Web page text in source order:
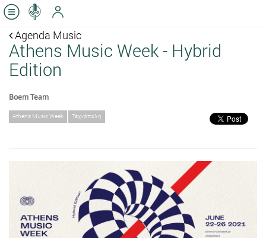
Agenda Music
Athens Music Week - Hybrid
Edition
Boem Team
Athens Music Week Τεχνόπολη